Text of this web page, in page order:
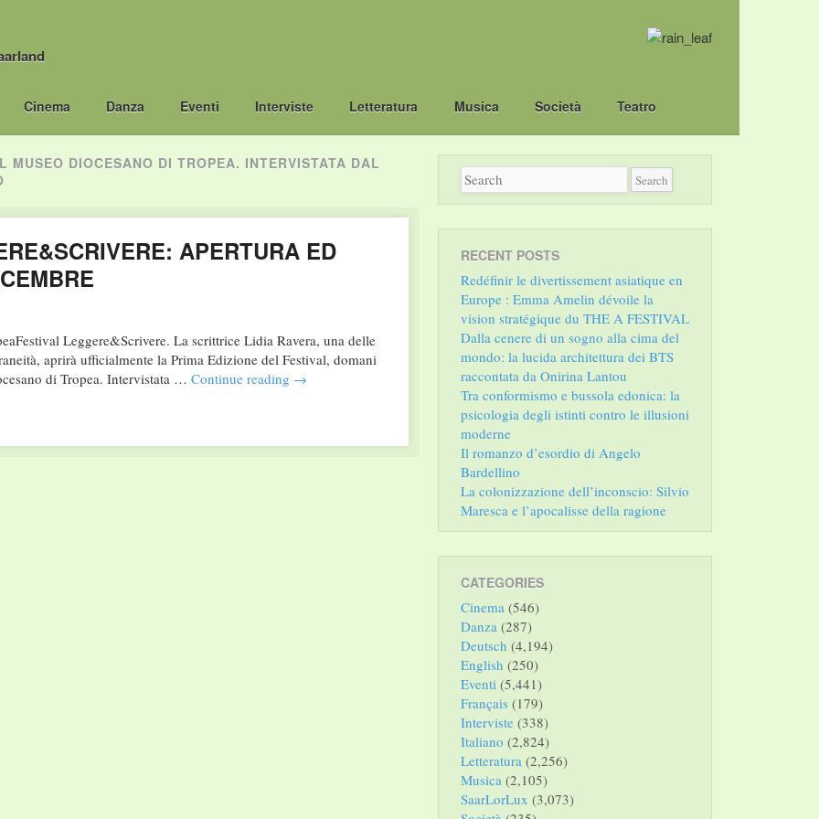
Cinema Danza Eventi Interviste Letteratura Musica Società Teatro
MUSEO DIOCESANO DI TROPEA. INTERVISTATA DAL
APERTURA ED
Leggere&Scrivere. La scrittrice Lidia Ravera, una delle
aprirà ufficialmente la Prima Edizione del Festival, domani
di Tropea. Intervistata … Continue reading →
RECENT POSTS
Redéfinir le divertissement asiatique en
Europe : Emma Amelin dévoile la
vision stratégique du THE A FESTIVAL
Dalla cenere di un sogno alla cima del
mondo: la lucida architettura dei BTS
raccontata da Onirina Lantou
Tra conformismo e bussola edonica: la
psicologia degli istinti contro le illusioni
moderne
Il romanzo d’esordio di Angelo
Bardellino
La colonizzazione dell’inconscio: Silvio
Maresca e l’apocalisse della ragione
CATEGORIES
Cinema (546)
Danza (287)
Deutsch (4,194)
English (250)
Eventi (5,441)
Français (179)
Interviste (338)
Italiano (2,824)
Letteratura (2,256)
Musica (2,105)
SaarLorLux (3,073)